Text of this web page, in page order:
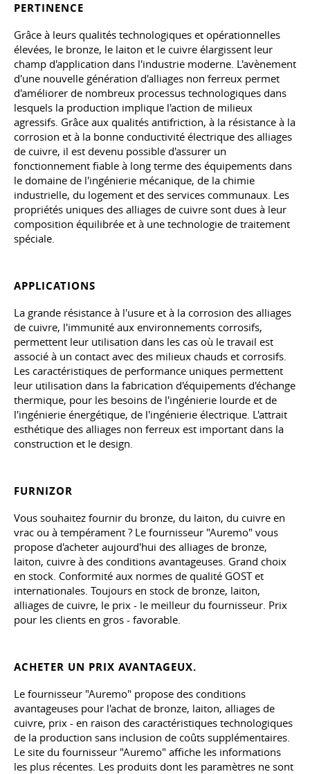
PERTINENCE
Grâce à leurs qualités technologiques et opérationnelles
élevées, le bronze, le laiton et le cuivre élargissent leur
champ d'application dans l'industrie moderne. L'avènement
d'une nouvelle génération d'alliages non ferreux permet
d'améliorer de nombreux processus technologiques dans
lesquels la production implique l'action de milieux
agressifs. Grâce aux qualités antifriction, à la résistance à la
corrosion et à la bonne conductivité électrique des alliages
de cuivre, il est devenu possible d'assurer un
fonctionnement fiable à long terme des équipements dans
le domaine de l'ingénierie mécanique, de la chimie
industrielle, du logement et des services communaux. Les
propriétés uniques des alliages de cuivre sont dues à leur
composition équilibrée et à une technologie de traitement
spéciale.
APPLICATIONS
La grande résistance à l'usure et à la corrosion des alliages
de cuivre, l'immunité aux environnements corrosifs,
permettent leur utilisation dans les cas où le travail est
associé à un contact avec des milieux chauds et corrosifs.
Les caractéristiques de performance uniques permettent
leur utilisation dans la fabrication d'équipements d'échange
thermique, pour les besoins de l'ingénierie lourde et de
l'ingénierie énergétique, de l'ingénierie électrique. L'attrait
esthétique des alliages non ferreux est important dans la
construction et le design.
FURNIZOR
Vous souhaitez fournir du bronze, du laiton, du cuivre en
vrac ou à tempérament ? Le fournisseur "Auremo" vous
propose d'acheter aujourd'hui des alliages de bronze,
laiton, cuivre à des conditions avantageuses. Grand choix
en stock. Conformité aux normes de qualité GOST et
internationales. Toujours en stock de bronze, laiton,
alliages de cuivre, le prix - le meilleur du fournisseur. Prix
pour les clients en gros - favorable.
ACHETER UN PRIX AVANTAGEUX.
Le fournisseur "Auremo" propose des conditions
avantageuses pour l'achat de bronze, laiton, alliages de
cuivre, prix - en raison des caractéristiques technologiques
de la production sans inclusion de coûts supplémentaires.
Le site du fournisseur "Auremo" affiche les informations
les plus récentes. Les produits dont les paramètres ne sont